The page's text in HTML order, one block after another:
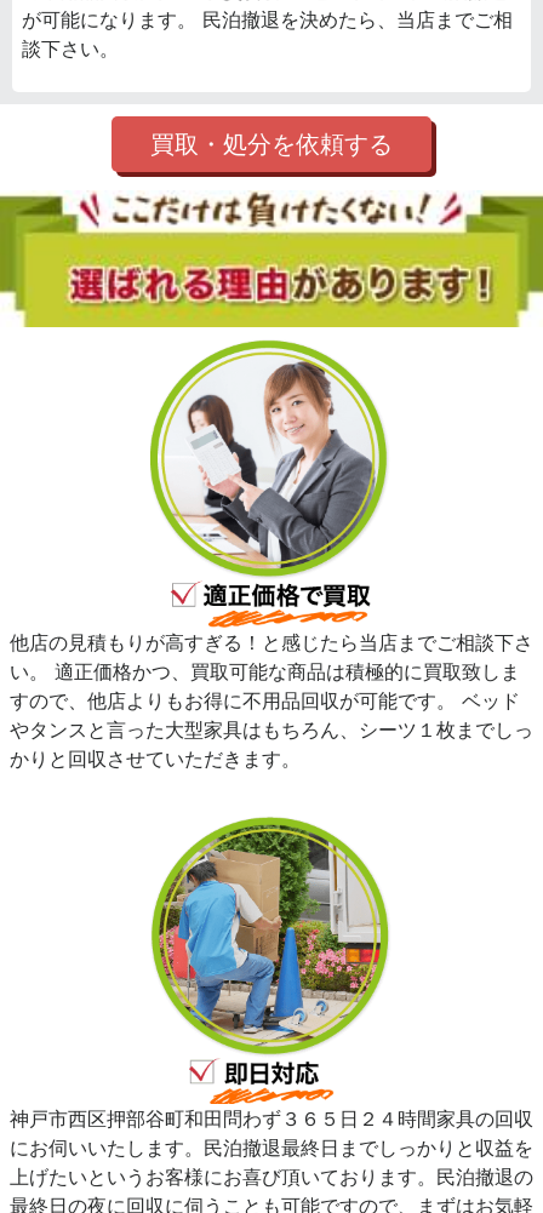
が可能になります。 民泊撤退を決めたら、当店までご相
談下さい。
買取・処分を依頼する
他店の見積もりが高すぎる！と感じたら当店までご相談下さ
い。 適正価格かつ、買取可能な商品は積極的に買取致しま
すので、他店よりもお得に不用品回収が可能です。 ベッド
やタンスと言った大型家具はもちろん、シーツ１枚までしっ
かりと回収させていただきます。
神戸市西区押部谷町和田問わず３６５日２４時間家具の回収
にお伺いいたします。民泊撤退最終日までしっかりと収益を
上げたいというお客様にお喜び頂いております。民泊撤退の
最終日の夜に回収に伺うことも可能ですので、まずはお気軽